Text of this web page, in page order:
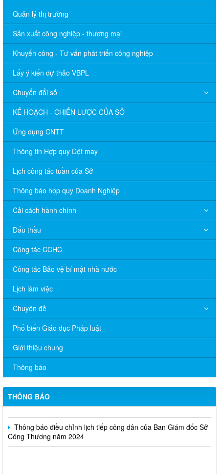
Quản lý thị trường
Sản xuất công nghiệp - thương mại
Khuyến công - Tư vấn phát triển công nghiệp
Lấy ý kiến dự thảo VBPL
Chuyển đổi số
KẾ HOẠCH - CHIẾN LƯỢC CỦA SỞ
Ứng dụng CNTT
Thông tin Hợp quy Dệt may
Lịch công tác tuần của Sở
Thông báo hợp quy Doanh Nghiệp
Cải cách hành chính
Đấu thầu
Công tác CCHC
Công tác Bảo vệ bí mật nhà nước
Lịch làm việc
Chuyên đề
Phổ biến Giáo dục Pháp luật
Giới thiệu chung
Thông báo
THÔNG BÁO
V/v đề nghị báo cáo hệ thống phân phối, nhãn hiệu hàng hóa
và hoạt động mua bán khí trên địa bàn tỉnh năm 2025 (nhắc lần
2).
Thông báo bán thanh lý tài sản công theo hình thức chỉ định
Thông báo lựa chọn nhà thầu thực hiện gói thầu: “tổ chức tập
huấn kinh doanh online hiệu quả trên các kênh thương mại điện
tử phổ biến hiện nay” (SA)
Thông báo điều chỉnh lịch tiếp công dân của Ban Giám đốc Sở
Công Thương năm 2024